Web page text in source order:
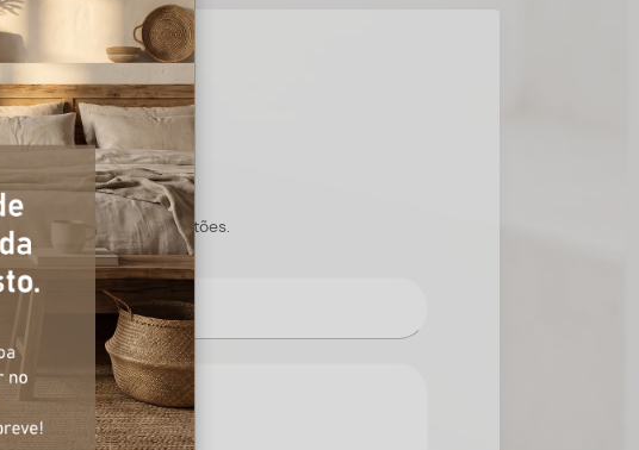
todas as suas questões.